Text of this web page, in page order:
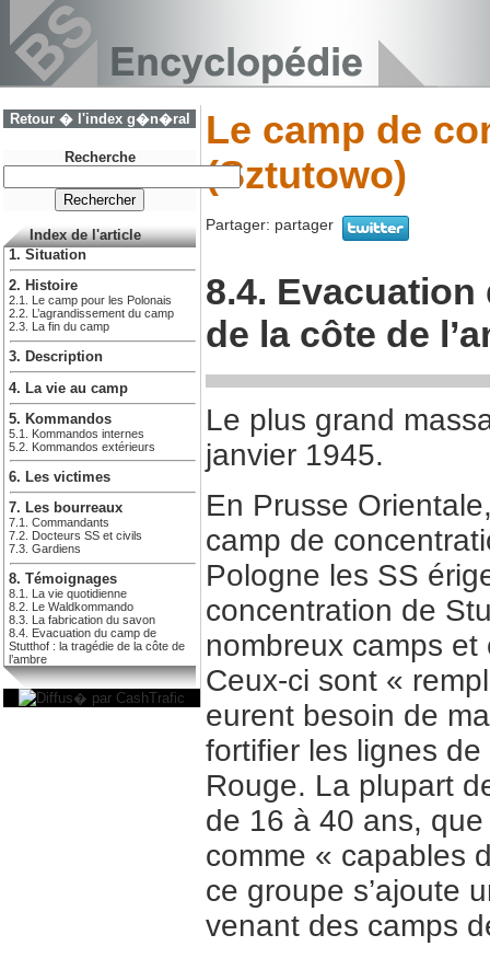
Retour � l'index g�n�ral
Recherche
Index de l'article
1. Situation
2. Histoire
2.1. Le camp pour les Polonais
2.2. L’agrandissement du camp
2.3. La fin du camp
3. Description
4. La vie au camp
5. Kommandos
5.1. Kommandos internes
5.2. Kommandos extérieurs
6. Les victimes
7. Les bourreaux
7.1. Commandants
7.2. Docteurs SS et civils
7.3. Gardiens
8. Témoignages
8.1. La vie quotidienne
8.2. Le Waldkommando
8.3. La fabrication du savon
8.4. Evacuation du camp de
Stutthof : la tragédie de la côte de
l’ambre
Le camp de
(Sztutowo)
Partager: partager
8.4.
de la côte de
Le plus grand
janvier 1945.
En Prusse
camp de
Pologne les SS
concentration de
nombreux camps
Ceux-ci sont «
eurent besoin de
fortifier les lignes de
Rouge. La plupart
de 16 à 40 ans, que
comme « capables
ce groupe s’ajoute
venant des camps